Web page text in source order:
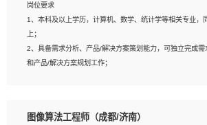
岗位要求：
1、全日制统招本科及以上学历，计算机相关专业毕业，5
2、具有扎实的java编程功底和良好的编码习惯，有分布式
发经验和性能调优经验尤佳；熟悉JVM调优；掌握基础中
平台、云产品功能特性，熟练使用相关平台的功能和了解其
研发管理流程建设经验；
岗位要求
1、本科及以上学历，计算机、数学、统计学等相关专业，
上；
2、具备需求分析、产品/解决方案策划能力，可独立完成
和产品/解决方案规划工作；
相关的解决方案，包括视频分析、图像识别、NLP、OCR、
图像算法工程师（成都/济南）